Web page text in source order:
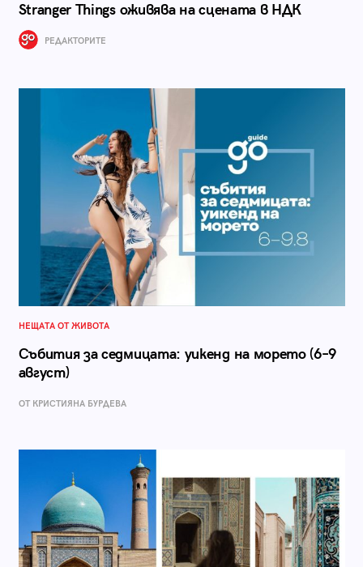
Stranger Things оживява на сцената в НДК
РЕДАКТОРИТЕ
НЕЩАТА ОТ ЖИВОТА
Събития за седмицата: уикенд на морето (6–9
август)
ОТ КРИСТИЯНА БУРДЕВА